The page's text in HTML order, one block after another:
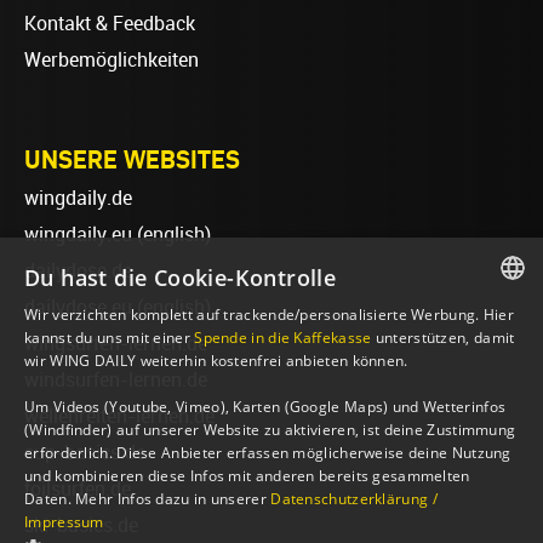
Kontakt & Feedback
Werbemöglichkeiten
UNSERE WEBSITES
wingdaily.de
wingdaily.eu(english)
dailydose.de
dailydose.eu (english)
wingsurfen-lernen.de
wellenreiten-lernen.de
sup-basics.de
foilsurfen.de
ski-basics.de
GERMAN
Du hast die Cookie-Kontrolle
Wir verzichten komplett auf trackende/personalisierte Werbung. Hier
kannst du uns mit einerSpende in die Kaffekasse unterstützen, damit
wir WING DAILY weiterhin kostenfrei anbieten können.
Um Videos (Youtube, Vimeo), Karten (Google Maps) und Wetterinfos
(Windfinder) auf unserer Website zu aktivieren, ist deine Zustimmung
erforderlich. Diese Anbieter erfassen möglicherweise deine Nutzung
und kombinieren diese Infos mit anderen bereits gesammelten
Daten. Mehr Infos dazu in unserer Datenschutzerklärung /
Impressum